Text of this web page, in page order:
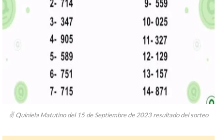
✌ Quiniela Matutino del 15 de Septiembre de 2023 resultado del sorteo